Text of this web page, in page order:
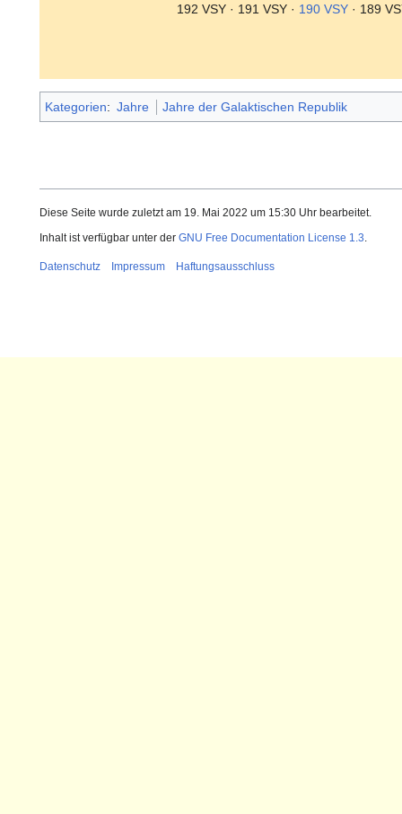
192 VSY · 191 VSY · 190 VSY · 189
Kategorien: Jahre Jahre der Galaktischen Republik
Diese Seite wurde zuletzt am 19. Mai 2022 um 15:30 Uhr bearbeitet.
Inhalt ist verfügbar unter der GNU Free Documentation License 1.3
Datenschutz Impressum Haftungsausschluss